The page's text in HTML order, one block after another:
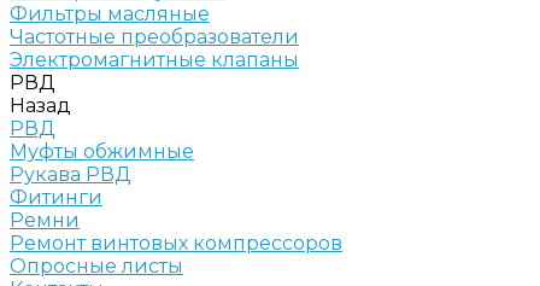
Фильтры масляные
Частотные преобразователи
Электромагнитные клапаны
РВД
Назад
РВД
Муфты обжимные
Рукава РВД
Фитинги
Ремни
Ремонт винтовых компрессоров
Опросные листы